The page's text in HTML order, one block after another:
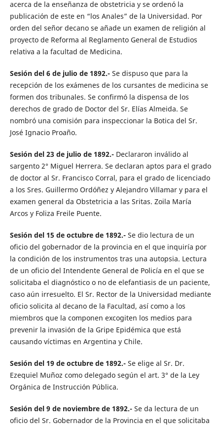
acerca de la enseñanza de obstetricia y se ordenó la
publicación de este en “los Anales” de la Universidad. Por
orden del señor decano se añade un examen de religión al
proyecto de Reforma al Reglamento General de Estudios
relativa a la facultad de Medicina.
Sesión del 6 de julio de 1892.- Se dispuso que para la
recepción de los exámenes de los cursantes de medicina se
formen dos tribunales. Se confirmó la dispensa de los
derechos de grado de Doctor del Sr. Elías Almeida. Se
nombró una comisión para inspeccionar la Botica del Sr.
José Ignacio Proaño.
Sesión del 23 de julio de 1892.- Declararon inválido al
sargento 2° Miguel Herrera. Se declaran aptos para el grado
de doctor al Sr. Francisco Corral, para el grado de licenciado
a los Sres. Guillermo Ordóñez y Alejandro Villamar y para el
examen general da Obstetricia a las Sritas. Zoila María
Arcos y Foliza Freile Puente.
Sesión del 15 de octubre de 1892.- Se dio lectura de un
oficio del gobernador de la provincia en el que inquiría por
la condición de los instrumentos tras una autopsia. Lectura
de un oficio del Intendente General de Policía en el que se
solicitaba el diagnóstico o no de elefantiasis de un paciente,
caso aún irresuelto. El Sr. Rector de la Universidad mediante
oficio solicita al decano de la Facultad, así como a los
miembros que la componen excogiten los medios para
prevenir la invasión de la Gripe Epidémica que está
causando víctimas en Argentina y Chile.
Sesión del 19 de octubre de 1892.- Se elige al Sr. Dr.
Ezequiel Muñoz como delegado según el art. 3° de la Ley
Orgánica de Instrucción Pública.
Sesión del 9 de noviembre de 1892.- Se da lectura de un
oficio del Sr. Gobernador de la Provincia en el que solicitaba